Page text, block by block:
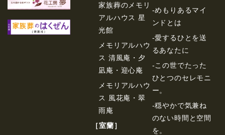
家族葬のメモリ
アルハウス 星
光館
メモリアルハウ
ス 清風庵・夕
凪庵・迎心庵
メモリアルハウ
ス 風花庵・翠
雨庵
［室蘭］
-めもりあるマイ
ンドとは
-愛するひとを送
るあなたに
-この世でたった
ひとつのセレモニ
ー。
-穏やかで気兼ね
のない時間と空間
を。